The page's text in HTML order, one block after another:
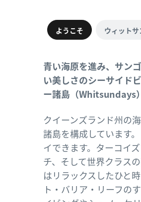
ようこそ ウィット
青い海原を進み、サン
い美しさのシーサイド
ー諸島（Whitsundays
クイーンズランド州の
諸島を構成しています
イできます。ターコイ
チ、そして世界クラス
はリラックスしたひと
ト・バリア・リーフの